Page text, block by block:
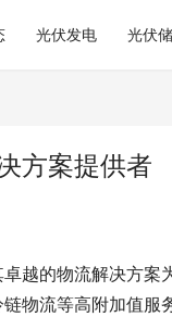
光伏发电 光伏
方案提供者
越的物流解决方案
物流等高附加值服